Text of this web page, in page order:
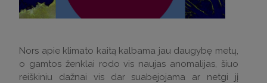
Nors apie klimato kaitą kalbama jau daugybę metų,
o gamtos ženklai rodo vis naujas anomalijas, šiuo
reiškiniu dažnai vis dar suabejojama ar netgi jį